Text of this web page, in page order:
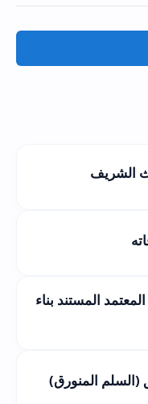
الشريف
المستند بناء
المنورق)